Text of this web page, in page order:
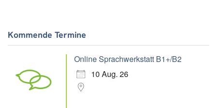
Kommende Termine
Online Sprachwerkstatt B1+/B2
10 Aug. 26